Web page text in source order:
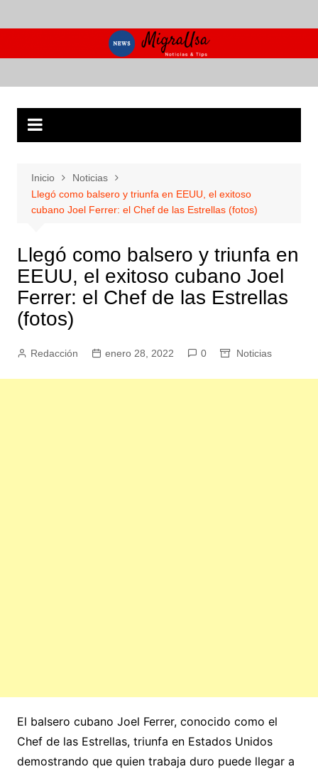
al
Inicio
Noticias
Llegó como balsero y triunfa en EEUU, el exitoso
cubano Joel Ferrer: el Chef de las Estrellas (fotos)
Llegó como balsero y triunfa en
EEUU, el exitoso cubano Joel
Ferrer: el Chef de las Estrellas
(fotos)
Redacción enero 28, 2022 0 Noticias
El balsero cubano Joel Ferrer, conocido como el
Chef de las Estrellas, triunfa en Estados Unidos
demostrando que quien trabaja duro puede llegar a